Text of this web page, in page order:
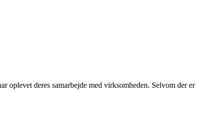
deres samarbejde med virksomheden. Selvom der er